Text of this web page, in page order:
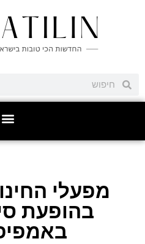
מפעלי
בהופעת